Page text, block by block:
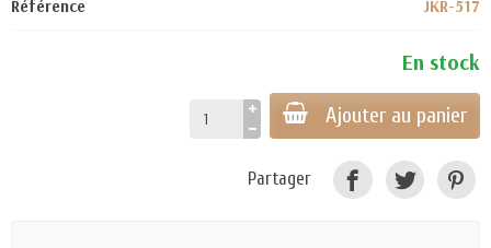
Référence JKR-517
En stock
Ajouter au panier
Partager